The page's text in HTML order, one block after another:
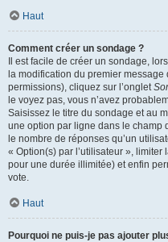
Haut
Comment créer un sondage ?
Il est facile de créer un sondage,
la modification du premier message
permissions), cliquez sur l’onglet
le voyez pas, vous n’avez
Saisissez le titre du sondage et au
une option par ligne dans le champ
le nombre de réponses qu’un
« Option(s) par l’utilisateur »,
pour une durée illimitée) et enfin
vote.
Haut
Pourquoi ne puis-je pas ajouter